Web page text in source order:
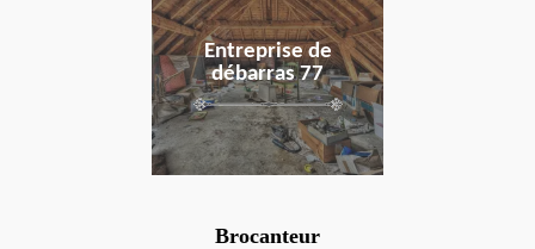
Entreprise de
débarras 77
Brocanteur